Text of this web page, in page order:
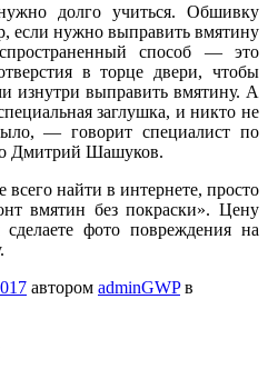
долго учиться. Обшивку
если нужно выправить вмятину
способ — это
в торце двери, чтобы
изнутри выправить вмятину. А
заглушка, и никто не
— говорит специалист по
Дмитрий Шашуков.
найти в интернете, просто
вмятин без покраски». Цену
фото повреждения на
автором adminGWPв